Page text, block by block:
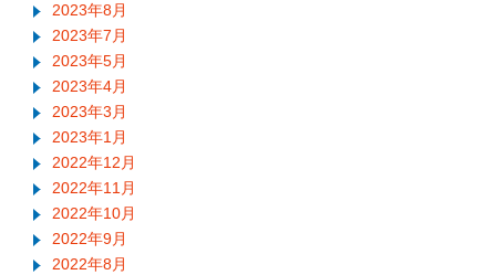
2023年8月
2023年7月
2023年5月
2023年4月
2023年3月
2023年1月
2022年12月
2022年11月
2022年10月
2022年9月
2022年8月